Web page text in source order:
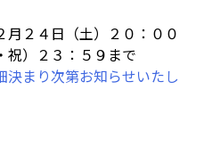
月２４日（土）２０：００
祝）２３：５９まで
まり次第お知らせいたし